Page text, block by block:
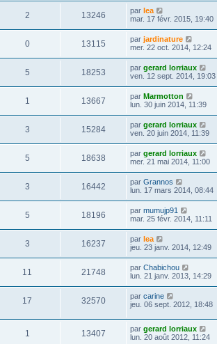
2 13246 par lea
mar. 17 févr. 2015, 19:40
0 13115 par jardinature
mer. 22 oct. 2014, 12:24
5 18253 par gerard lorriaux
ven. 12 sept. 2014, 19:03
1 13667 par Marmotton
lun. 30 juin 2014, 11:39
3 15284 par gerard lorriaux
ven. 20 juin 2014, 11:39
5 18638 par gerard lorriaux
mer. 21 mai 2014, 11:00
3 16442 par Grannos
lun. 17 mars 2014, 08:44
5 18196 par mumujp91
mar. 25 févr. 2014, 11:11
3 16237 par lea
jeu. 23 janv. 2014, 12:49
11 21748 par Chabichou
lun. 21 janv. 2013, 14:29
17 32570 par carine
jeu. 06 sept. 2012, 18:48
1 13407 par gerard lorriaux
lun. 20 août 2012, 11:24